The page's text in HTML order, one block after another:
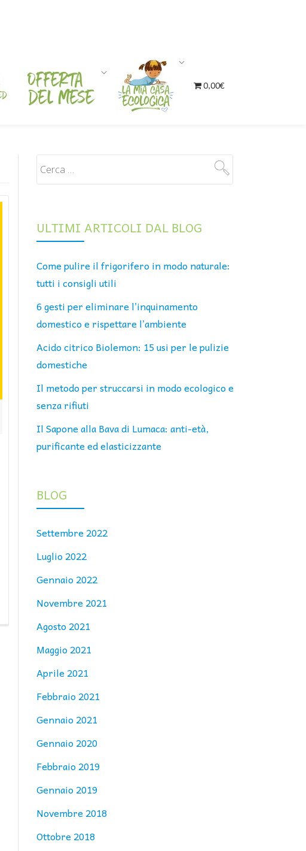
0,00€
ULTIMI ARTICOLI DAL BLOG
Come pulire il frigorifero in modo naturale:
tutti i consigli utili
6 gesti per eliminare l’inquinamento
domestico e rispettare l’ambiente
Acido citrico Biolemon: 15 usi per le pulizie
domestiche
Il metodo per struccarsi in modo ecologico e
senza rifiuti
Il Sapone alla Bava di Lumaca: anti-età,
purificante ed elasticizzante
BLOG
Settembre 2022
Luglio 2022
Gennaio 2022
Novembre 2021
Agosto 2021
Maggio 2021
Aprile 2021
Febbraio 2021
Gennaio 2021
Gennaio 2020
Febbraio 2019
Gennaio 2019
Novembre 2018
Ottobre 2018